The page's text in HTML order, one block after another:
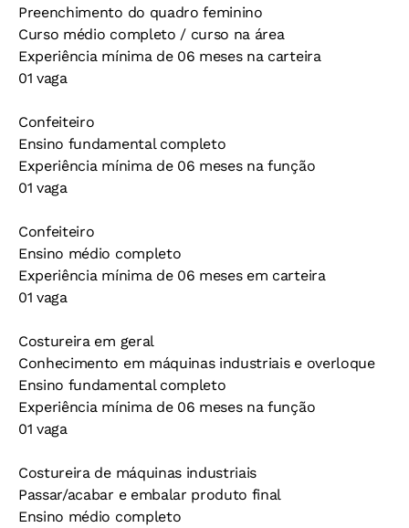
Preenchimento do quadro feminino
Curso médio completo / curso na área
Experiência mínima de 06 meses na carteira
01 vaga
Confeiteiro
Ensino fundamental completo
Experiência mínima de 06 meses na função
01 vaga
Confeiteiro
Ensino médio completo
Experiência mínima de 06 meses em carteira
01 vaga
Costureira em geral
Conhecimento em máquinas industriais e overloque
Ensino fundamental completo
Experiência mínima de 06 meses na função
01 vaga
Costureira de máquinas industriais
Passar/acabar e embalar produto final
Ensino médio completo